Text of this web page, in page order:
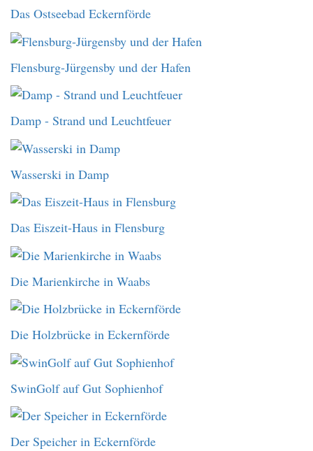
Das Ostseebad Eckernförde
Flensburg-Jürgensby und der Hafen
Damp - Strand und Leuchtfeuer
Wasserski in Damp
Das Eiszeit-Haus in Flensburg
Die Marienkirche in Waabs
Die Holzbrücke in Eckernförde
SwinGolf auf Gut Sophienhof
Der Speicher in Eckernförde